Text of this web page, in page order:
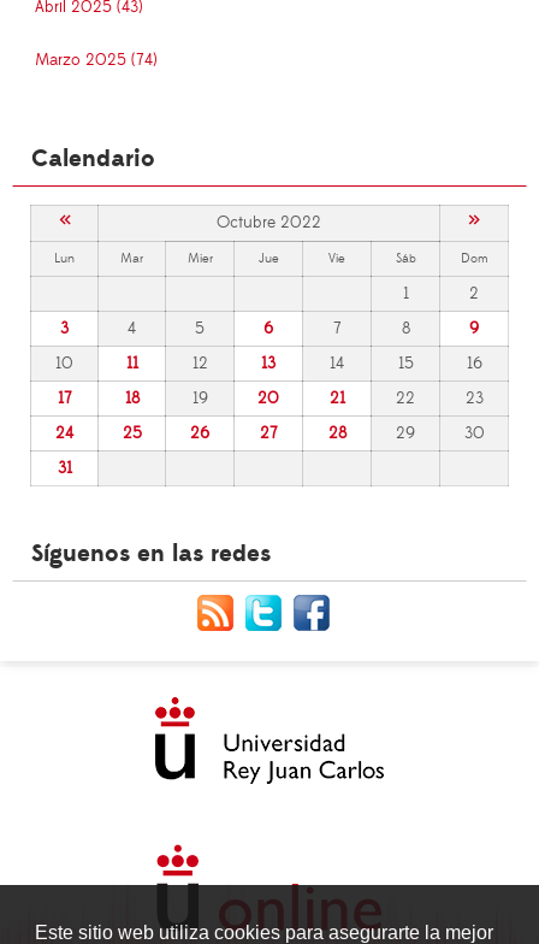
Este sitio web utiliza cookies para asegurarte la mejor
Abril 2025 (43)
Marzo 2025 (74)
Calendario
« Octubre 2022 »
Lun Mar Mier Jue Vie Sáb Dom
1
2
3
4 5 6 7 8
9
10
11 12 13 14 15
16
17
18 19 20 21 22
23
24
25 26 27 28 29
30
31
Síguenos en las redes